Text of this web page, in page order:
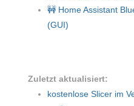
🚧 Home Assistant
(GUI)
Zuletzt aktualisiert:
kostenlose Slicer im